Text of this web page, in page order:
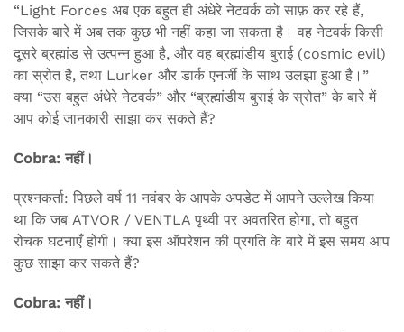
“Light Forces अब एक बहुत ही अंधेरे नेटवर्क को साफ़ कर रहे हैं,
जिसके बारे में अब तक कुछ भी नहीं कहा जा सकता है। वह नेटवर्क किसी
दूसरे ब्रह्मांड से उत्पन्न हुआ है, और वह ब्रह्मांडीय बुराई (cosmic evil)
का स्रोत है, तथा Lurker और डार्क एनर्जी के साथ उलझा हुआ है।”
क्या “उस बहुत अंधेरे नेटवर्क” और “ब्रह्मांडीय बुराई के स्रोत” के बारे में
आप कोई जानकारी साझा कर सकते हैं?
Cobra: नहीं।
प्रश्नकर्ता: पिछले वर्ष 11 नवंबर के आपके अपडेट में आपने उल्लेख किया
था कि जब ATVOR / VENTLA पृथ्वी पर अवतरित होगा, तो बहुत
रोचक घटनाएँ होंगी। क्या इस ऑपरेशन की प्रगति के बारे में इस समय आप
कुछ साझा कर सकते हैं?
Cobra: नहीं।